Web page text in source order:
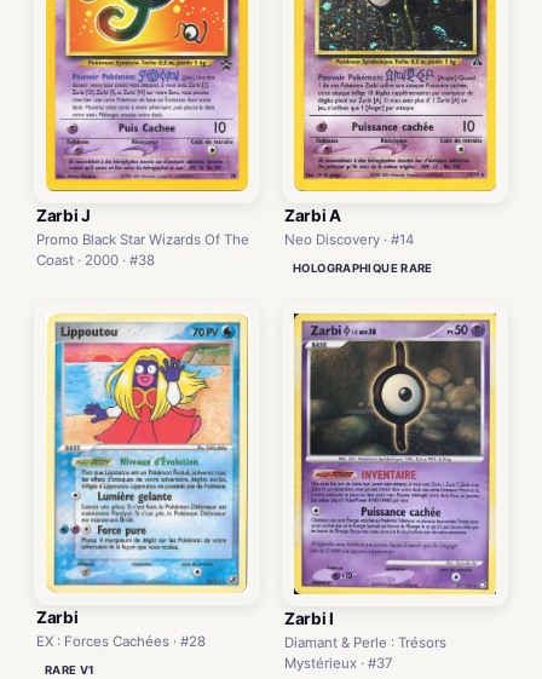
Zarbi J
Promo Black Star Wizards Of The
Coast · 2000 · #38
Zarbi A
Neo Discovery · #14
HOLOGRAPHIQUE RARE
Zarbi
EX : Forces Cachées · #28
RARE V1
Zarbi I
Diamant & Perle : Trésors
Mystérieux · #37